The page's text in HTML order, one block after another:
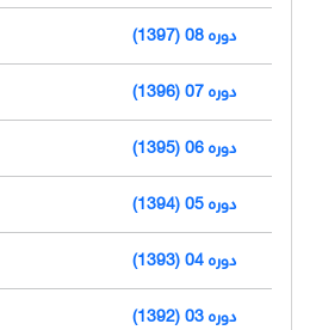
دوره 08 (1397)
دوره 07 (1396)
دوره 06 (1395)
دوره 05 (1394)
دوره 04 (1393)
دوره 03 (1392)